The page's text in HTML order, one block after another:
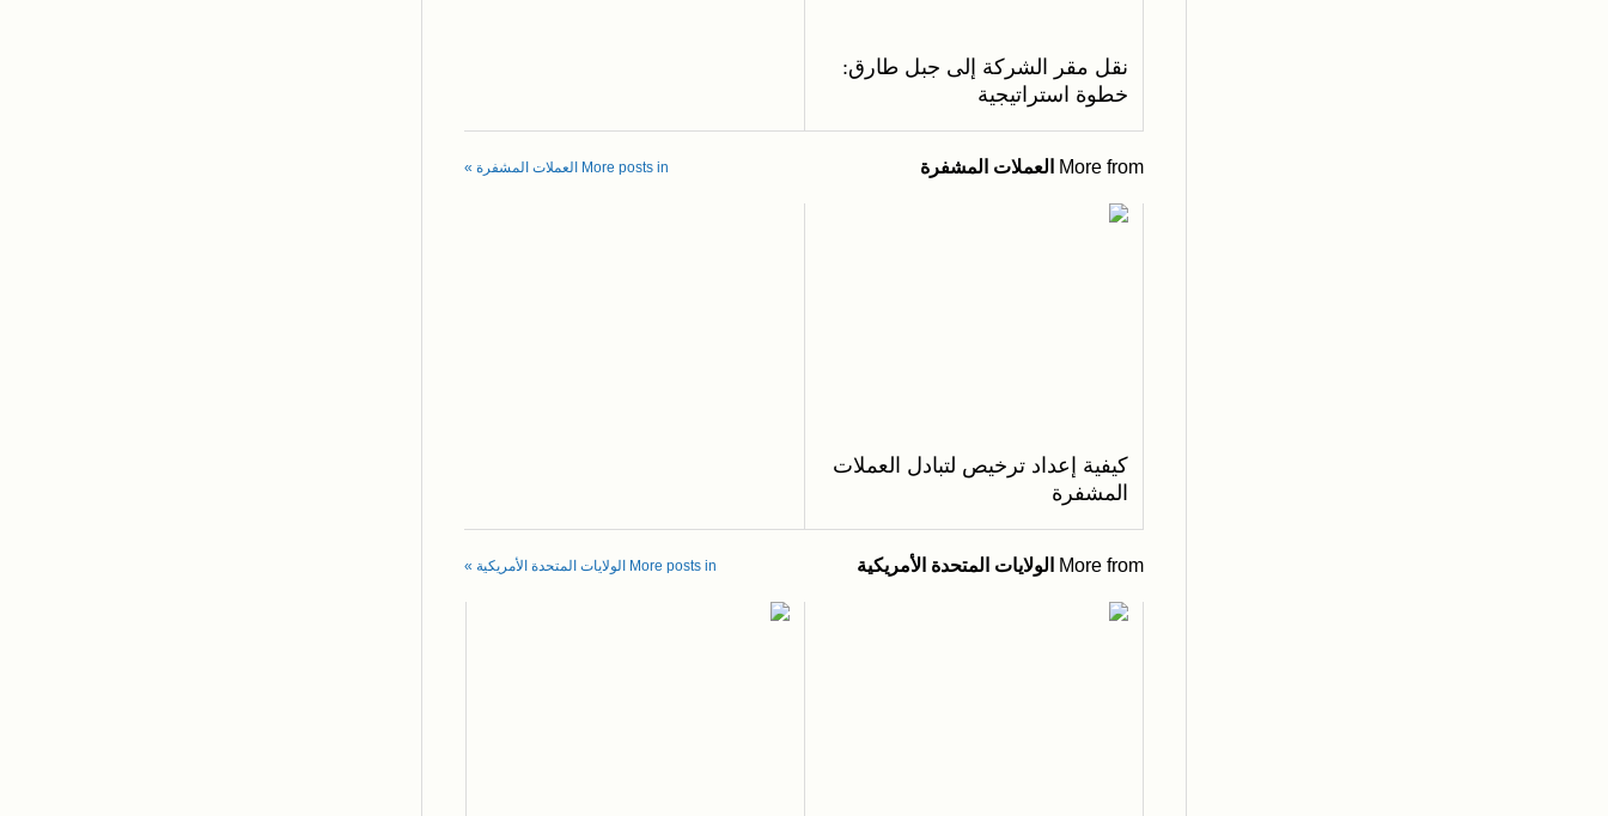
نقل مقر الشركة إلى جبل طارق:
خطوة استراتيجية
More from العملات المشفرة More posts in العملات المشفرة »
كيفية إعداد ترخيص لتبادل العملات
المشفرة
More from الولايات المتحدة الأمريكية More posts in الولايات المتحدة الأمريكية »